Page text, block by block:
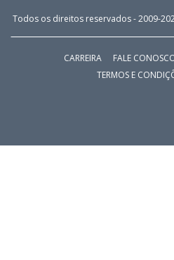
Todos os direitos reservados - 2009-
CARREIRA FALE
TERMOS E